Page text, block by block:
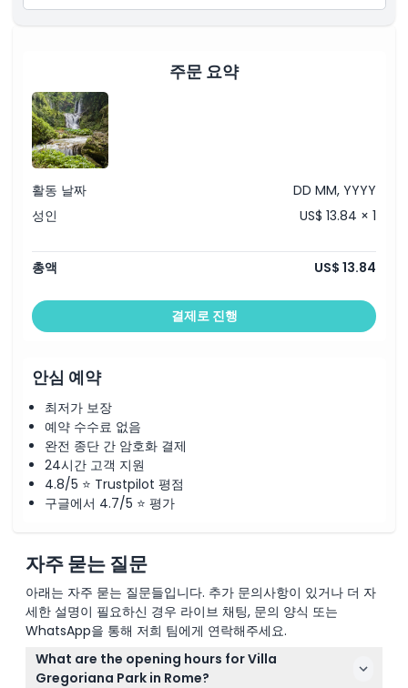
주문 요약
활동 날짜
DD MM, YYYY
성인
US$ 13.84 × 1
총액 US$ 13.84
결제로 진행
안심 예약
최저가 보장
예약 수수료 없음
완전 종단 간 암호화 결제
24시간 고객 지원
4.8/5 ⭐ Trustpilot 평점
구글에서 4.7/5 ⭐ 평가
자주 묻는 질문
아래는 자주 묻는 질문들입니다. 추가 문의사항이 있거나 더 자
세한 설명이 필요하신 경우 라이브 채팅, 문의 양식 또는
WhatsApp을 통해 저희 팀에게 연락해주세요.
What are the opening hours for Villa
Gregoriana Park in Rome?